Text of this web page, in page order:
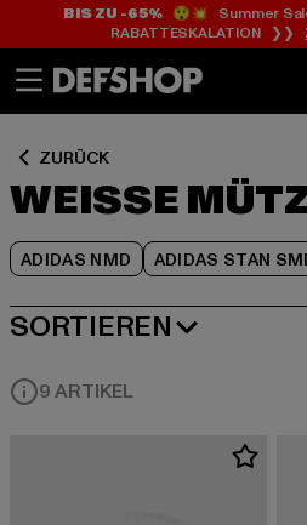
BIS ZU -65%😲💥 Summer
RABATTESKALATION ❯❯
ZURÜCK
WEISSE
ADIDAS NMD ADIDAS STAN
SORTIEREN
BELIEBTESTE
9 ARTIKEL